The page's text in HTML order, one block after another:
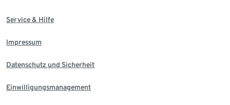
Service & Hilfe
Impressum
Datenschutz und Sicherheit
Einwilligungsmanagement